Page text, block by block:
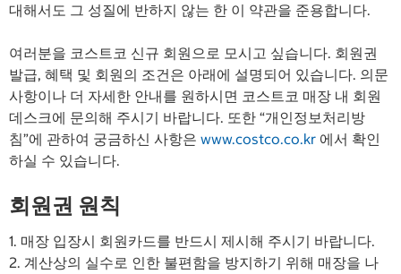
대해서도 그 성질에 반하지 않는 한 이 약관을 준용합니다.
여러분을 코스트코 신규 회원으로 모시고 싶습니다. 회원권
발급, 혜택 및 회원의 조건은 아래에 설명되어 있습니다. 의문
사항이나 더 자세한 안내를 원하시면 코스트코 매장 내 회원
데스크에 문의해 주시기 바랍니다. 또한 “개인정보처리방
침”에 관하여 궁금하신 사항은 www.costco.co.kr 에서 확인
하실 수 있습니다.
회원권 원칙
1. 매장 입장시 회원카드를 반드시 제시해 주시기 바랍니다.
2. 계산상의 실수로 인한 불편함을 방지하기 위해 매장을 나